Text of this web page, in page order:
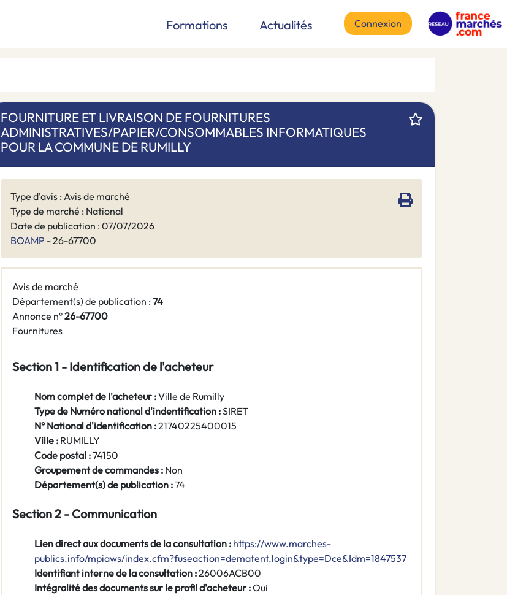
Formations Actualités Connexion
FOURNITURE ET LIVRAISON DE FOURNITURES
ADMINISTRATIVES/PAPIER/CONSOMMABLES INFORMATIQUES
POUR LA COMMUNE DE RUMILLY
Type d'avis : Avis de marché
Type de marché : National
Date de publication : 07/07/2026
BOAMP - 26-67700
Avis de marché
Département(s) de publication : 74
Annonce n°26-67700
Fournitures
Section 1 - Identification de l'acheteur
Nom complet de l'acheteur :Ville de Rumilly
Type de Numéro national d'indentification :SIRET
N° National d'identification :21740225400015
Ville : RUMILLY
Code postal :74150
Groupement de commandes : Non
Département(s) de publication :74
Section 2 - Communication
Lien direct aux documents de la consultation : https://www.marches-
publics.info/mpiaws/index.cfm?fuseaction=dematent.login&type=Dce&Idm=1847537
Identifiant interne de la consultation :26006ACB00
Intégralité des documents sur le profil d'acheteur :Oui